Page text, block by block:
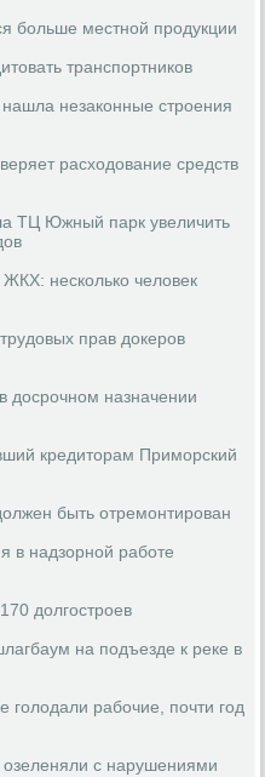
больше местной продукции
транспортников
незаконные строения
расходование средств
ТЦ Южный парк увеличить
несколько человек
прав докеров
досрочном назначении
кредиторам Приморский
быть отремонтирован
в надзорной работе
долгостроев
на подъезде к реке в
голодали рабочие, почти год
озеленяли с нарушениями